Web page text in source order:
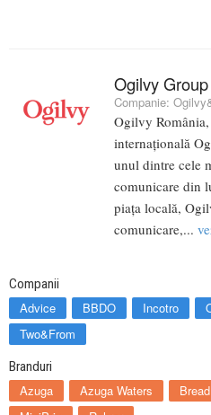
Ogilvy
Companie:
Ogilvy
internațională
unul dintre cele
comunicare din
piața locală,
comunicare,...
Companii
Advice BBDO Incotro
Two&From
Branduri
Azuga Azuga Waters